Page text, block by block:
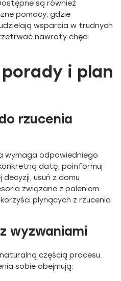
są również
pomocy, gdzie
wsparcia w trudnych
nawroty chęci
i plan
rzucenia
wymaga odpowiedniego
datę, poinformuj
decyzji, usuń z domu
związane z paleniem.
płynących z rzucenia
wyzwaniami
częścią procesu.
sobie obejmują: